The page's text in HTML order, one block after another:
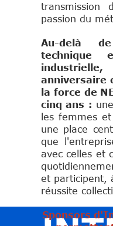
transmission
passion du
Au-delà
technique
anniversaire
la force de
cinq ans :
les femmes
une place
que
avec celles et
et participent,
réussite
Sponsors